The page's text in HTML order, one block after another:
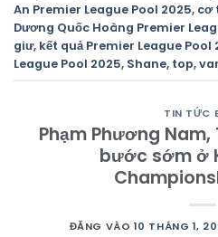
An Premier League Pool 2025, cơ
Dương Quốc Hoàng Premier
giư, kết quả Premier League Pool
League Pool 2025, Shane, top,
TIN TỨC
Phạm Phương
bước sớm ở
ĐĂNG VÀO 10 THÁNG 1,